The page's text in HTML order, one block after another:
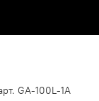
GA-100L-1A